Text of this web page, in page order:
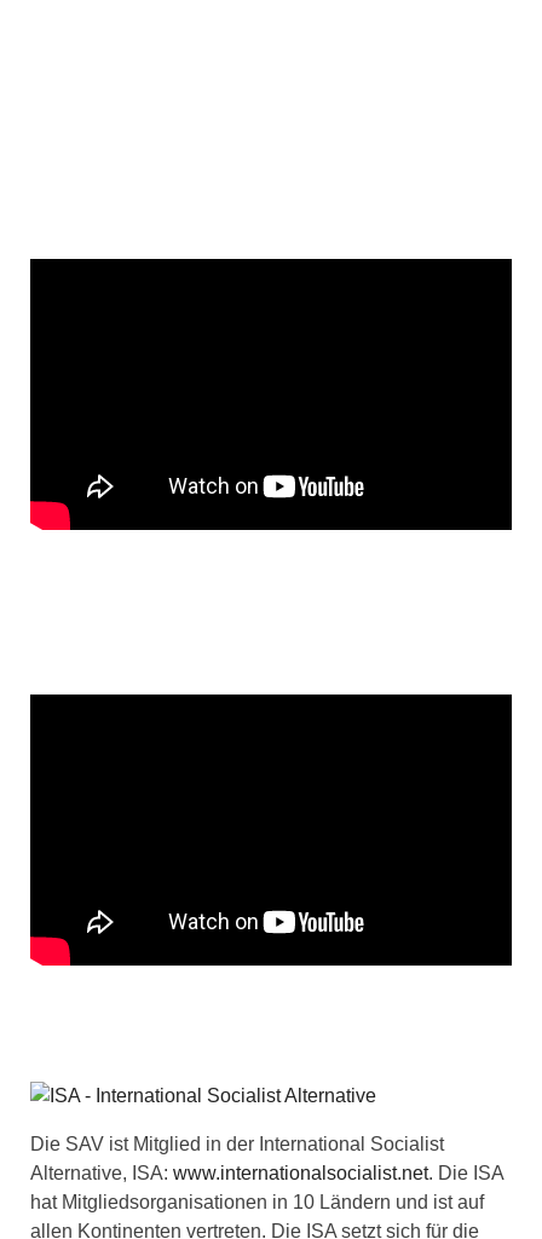
Die SAV ist Mitglied in der International Socialist
Alternative, ISA: www.internationalsocialist.net. Die ISA
hat Mitgliedsorganisationen in 10 Ländern und ist auf
allen Kontinenten vertreten. Die ISA setzt sich für die